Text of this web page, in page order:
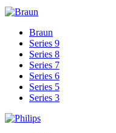
Braun
Series 9
Series 8
Series 7
Series 6
Series 5
Series 3